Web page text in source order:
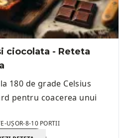
ciocolata - Reteta
180 de grade Celsius
pentru coacerea unui
-UȘOR-8-10 PORTII